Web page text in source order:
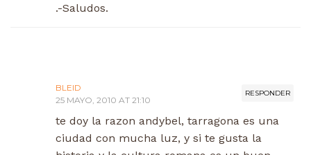
.-Saludos.
RESPONDER
BLEID
25 MAYO, 2010 AT 21:10
te doy la razon andybel, tarragona es una
ciudad con mucha luz, y si te gusta la